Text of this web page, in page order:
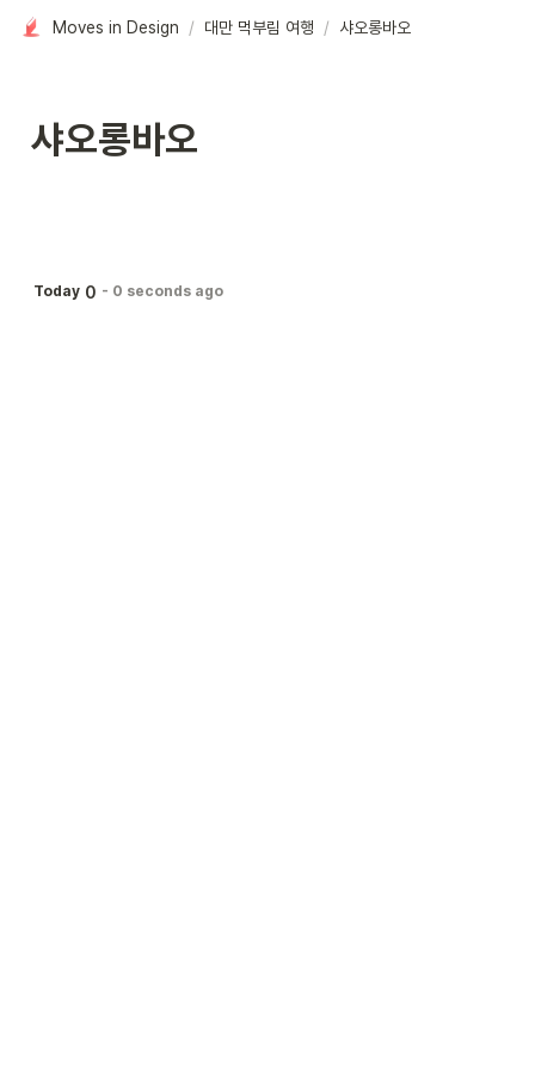
Moves in Design / 대만 먹부림 여행 / 샤오롱바오
샤오롱바오
Today 0 - 0 seconds ago